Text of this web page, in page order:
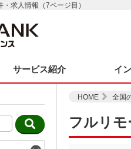
求人情報（7ページ目）
サービス紹介 イ
HOME 全国
フルリモ